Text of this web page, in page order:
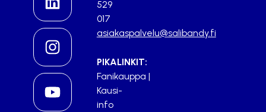
529
017
asiakaspalvelu@salibandy.fi
PIKALINKIT:
Fanikauppa |
Kausi-
info